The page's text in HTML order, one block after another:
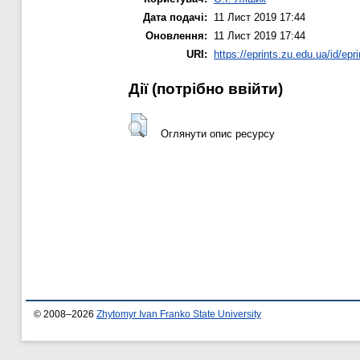
Дата подачі:
11 Лист 2019 17:44
Оновлення:
11 Лист 2019 17:44
URI:
https://eprints.zu.edu.ua/id/
Дії ​​(потрібно ввійти)
Оглянути опис ресурсу
© 2008–2026 Zhytomyr Ivan Franko State University